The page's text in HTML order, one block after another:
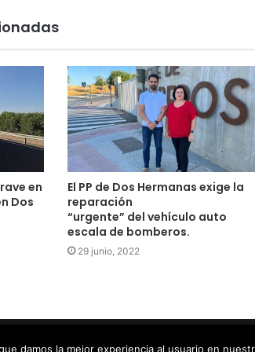
en
Dos
El PP de Dos Hermanas exige la
reparación
“urgente” del vehículo auto
escala de bomberos.
29 junio, 2022
derechos reservados | Diseño por Doctores
damos la mejor experiencia al usuario en